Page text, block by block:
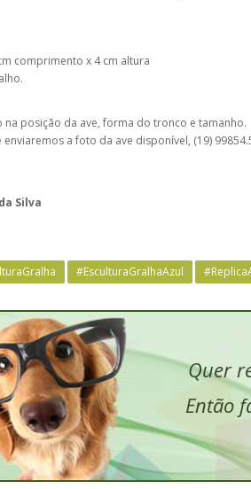
comprimento x 4 cm altura
posição da ave, forma do tronco e tamanho.
a foto da ave disponível, (19)
Silva
#EsculturaGralhaAzul
Quer
Então